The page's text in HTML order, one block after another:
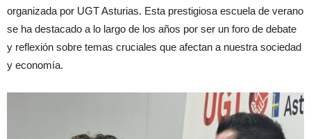
organizada por UGT Asturias. Esta prestigiosa escuela de verano
se ha destacado a lo largo de los años por ser un foro de debate
y reflexión sobre temas cruciales que afectan a nuestra sociedad
y economía.